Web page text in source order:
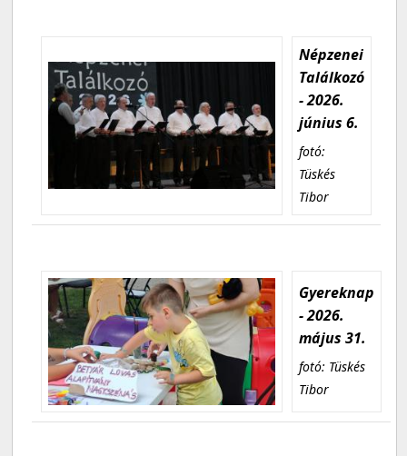
Népzenei
Találkozó
- 2026.
június 6.
fotó:
Tüskés
Tibor
Gyereknap
- 2026.
május 31.
fotó: Tüskés
Tibor